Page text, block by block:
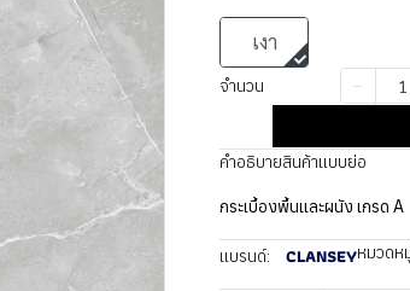
เงา
จำนวน
คำอธิบายสินค้าแบบย่อ
กระเบื้องพื้นและผนัง เกรด A
แบรนด์: CLANSEYหมวดห